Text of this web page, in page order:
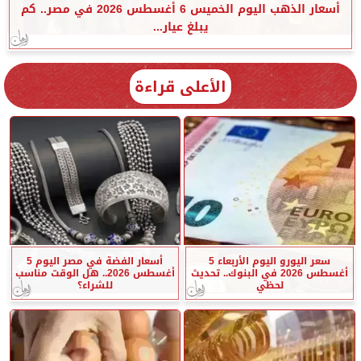
أسعار الذهب اليوم الخميس 6 أغسطس 2026 في مصر.. كم
يبلغ عيار...
الأعلى قراءة
سعر اليورو اليوم الأربعاء 5
أغسطس 2026 في البنوك.. تحديث
لحظي
أسعار الفضة في مصر اليوم 5
أغسطس 2026.. هل الوقت مناسب
للشراء؟